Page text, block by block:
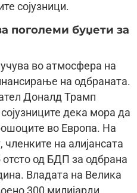
сојузници.
поголеми буџети за
во атмосфера на
на одбраната.
Доналд Трамп
дека мора да
во Европа. На
на алијансата
отсто од БДП за одбрана
Владата на Велика
300 милијарди